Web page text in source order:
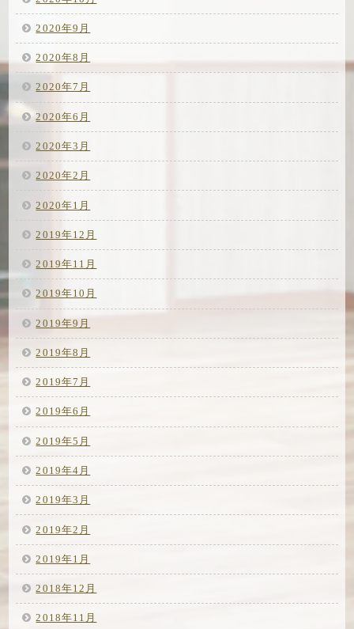
2020年9月
2020年8月
2020年7月
2020年6月
2020年3月
2020年2月
2020年1月
2019年12月
2019年11月
2019年10月
2019年9月
2019年8月
2019年7月
2019年6月
2019年5月
2019年4月
2019年3月
2019年2月
2019年1月
2018年12月
2018年11月